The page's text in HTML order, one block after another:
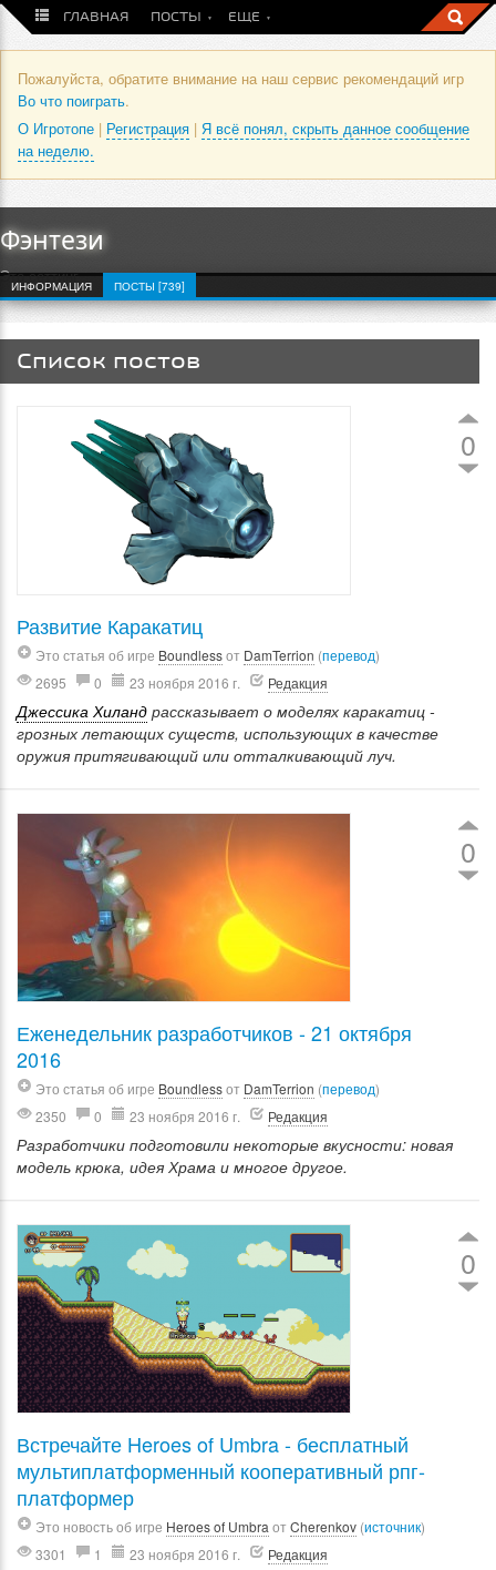
ГЛАВНАЯ ПОСТЫ ЕЩЕ
Пожалуйста, обратите внимание на наш сервис рекомендаций игр
Во что поиграть.
О Игротопе | Регистрация | Я всё понял, скрыть данное сообщение
на неделю.
Фэнтези
Это сеттинг
ИНФОРМАЦИЯ ПОСТЫ [739]
Список постов
0
Развитие Каракатиц
Это статья об игре Boundlessот DamTerrion (перевод)
2695
0 23 ноября 2016 г. Редакция
Джессика Хиланд рассказывает о моделях каракатиц -
грозных летающих существ, использующих в качестве
оружия притягивающий или отталкивающий луч.
0
Еженедельник разработчиков - 21 октября
2016
Это статья об игре Boundlessот DamTerrion (перевод)
2350
0 23 ноября 2016 г. Редакция
Разработчики подготовили некоторые вкусности: новая
модель крюка, идея Храма и многое другое.
0
Встречайте Heroes of Umbra - бесплатный
мультиплатформенный кооперативный рпг-
платформер
Это новость об игре Heroes of Umbra отCherenkov (источник)
3301
1 23 ноября 2016 г. Редакция